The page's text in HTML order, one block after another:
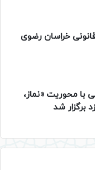
خراسان رضوی
با محوریت «نماز،
برگزار شد